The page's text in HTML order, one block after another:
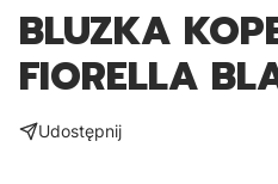
BLUZKA
FIORELLA
Udostępnij